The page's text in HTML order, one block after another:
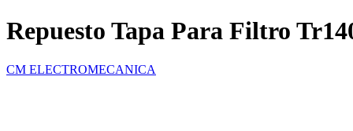
Repuesto Tapa Para Filtro
CM ELECTROMECANICA